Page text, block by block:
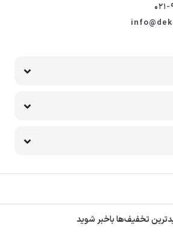
021-
تخفیف‌ها باخبر شوید